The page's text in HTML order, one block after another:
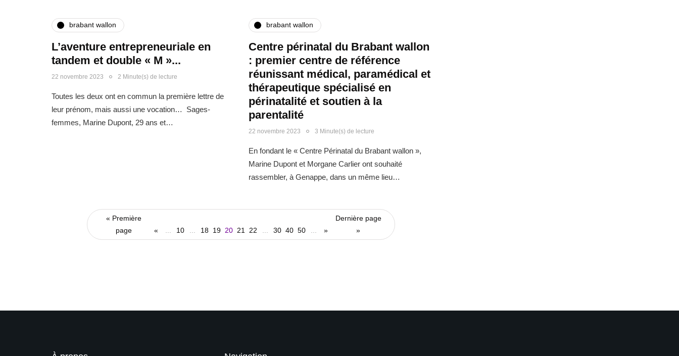
brabant wallon
L’aventure entrepreneuriale en
tandem et double « M »...
22 novembre 2023 2 Minute(s) de lecture
Toutes les deux ont en commun la première lettre de
leur prénom, mais aussi une vocation… Sages-
femmes, Marine Dupont, 29 ans et…
brabant wallon
Centre périnatal du Brabant wallon
: premier centre de référence
réunissant médical, paramédical et
thérapeutique spécialisé en
périnatalité et soutien à la
parentalité
22 novembre 2023 3 Minute(s) de lecture
En fondant le « Centre Périnatal du Brabant wallon »,
Marine Dupont et Morgane Carlier ont souhaité
rassembler, à Genappe, dans un même lieu…
« Première
page
« 10 18 19 20 21 22 30 40 50 »
Dernière page
»